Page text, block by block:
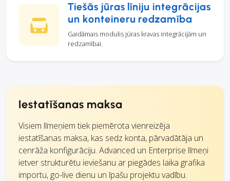
Tiešās jūras līniju integrācijas
un konteineru redzamība
Gaidāmais modulis jūras kravas integrācijām un
redzamībai.
Iestatīšanas maksa
Visiem līmeņiem tiek piemērota vienreizēja
iestatīšanas maksa, kas sedz konta, pārvadātāja un
cenrāža konfigurāciju. Advanced un Enterprise līmeņi
ietver strukturētu ieviešanu ar piegādes laika grafika
importu, go-live dienu un īpašu projektu vadību.